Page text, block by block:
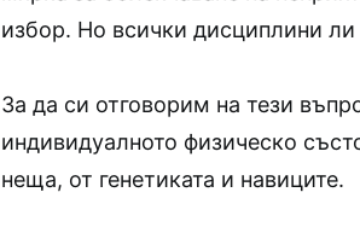
избор. Но всички дисциплини
За да си отговорим на тези
индивидуалното физическо
неща, от генетиката и навиците.